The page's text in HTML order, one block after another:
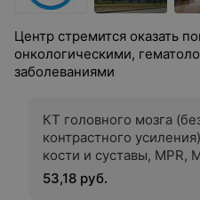
Центр стремится оказать
онкологическими,
заболеваниями
КТ головного мозга
контрастного усиления)
кости и суставы, MPR,
MinIP, SSD,
реконструкция
53,18 руб.